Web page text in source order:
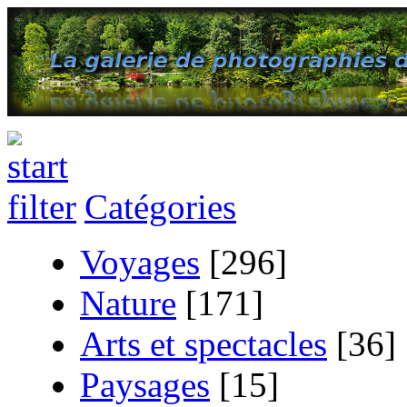
Catégories
Voyages [296]
Nature [171]
Arts et spectacles [36]
Paysages [15]